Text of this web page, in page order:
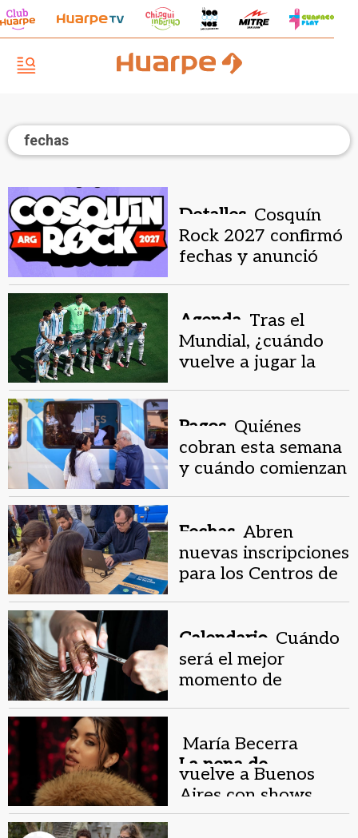
fechas
Detalles. Cosquín
Rock 2027 confirmó
fechas y anunció
Agenda. Tras el
Mundial, ¿cuándo
vuelve a jugar la
Pagos. Quiénes
cobran esta semana
y cuándo comienzan
Fechas. Abren
nuevas inscripciones
para los Centros de
Calendario. Cuándo
será el mejor
momento de
La nena de
Argentina.
María Becerra
vuelve a Buenos
Aires con shows
360°